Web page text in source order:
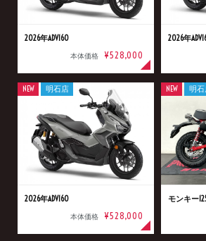
2026年ADV160
本体価格 ¥528,000
2026年
2026年ADV160
本体価格 ¥528,000
NEW 明石店
モンキー
NEW 明石